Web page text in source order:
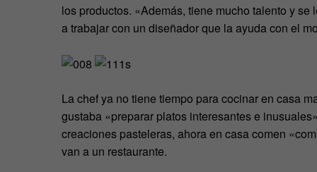
los productos. «Además, tiene mucho talento y
a trabajar con un diseñador que la ayuda con el
La chef ya no tiene tiempo para cocinar en casa
gustaba «preparar platos interesantes e
creaciones pasteleras, ahora en casa comen
van a un restaurante.